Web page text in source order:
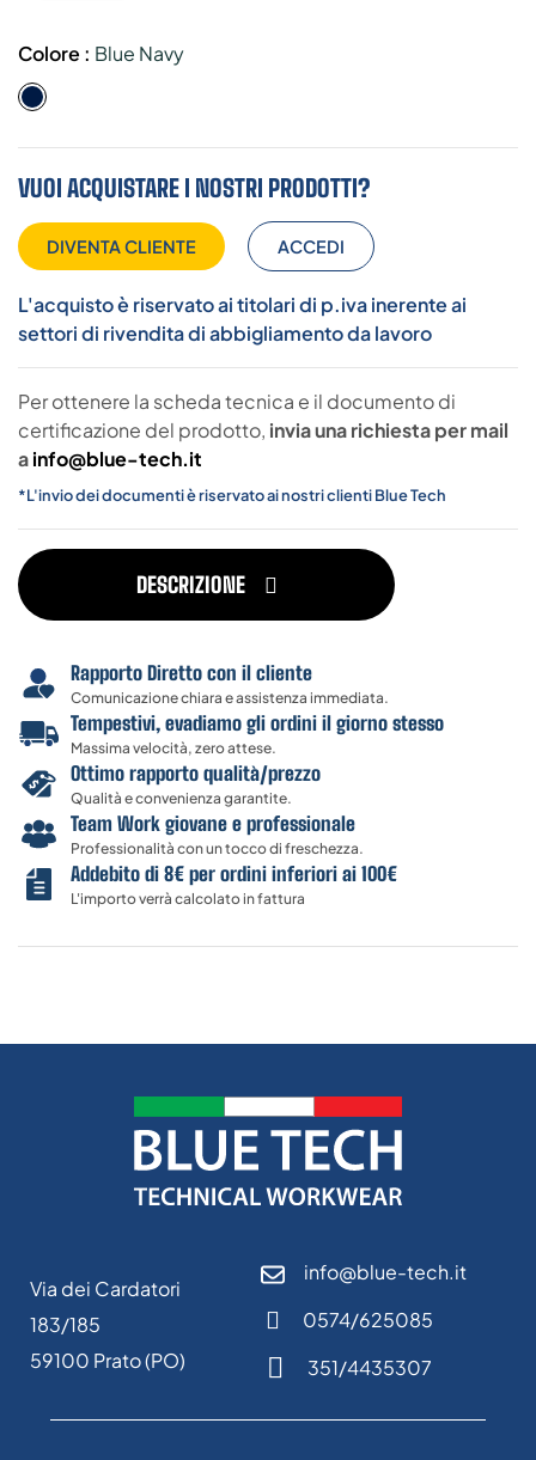
Colore : Blue Navy
Blue
VUOI ACQUISTARE I NOSTRI PRODOTTI?
DIVENTA CLIENTE ACCEDI
L'acquisto è riservato ai titolari di p.iva inerente ai
settori di rivendita di abbigliamento da lavoro
Per ottenere la scheda tecnica e il documento di
certificazione del prodotto, invia una richiesta per mail
ainfo@blue-tech.it
*L'invio dei documenti è riservato ai nostri clienti Blue Tech
DESCRIZIONE
Rapporto Diretto con il cliente
Comunicazione chiara e assistenza immediata.
Tempestivi, evadiamo gli ordini il giorno stesso
Massima velocità, zero attese.
Ottimo rapporto qualità/prezzo
Qualità e convenienza garantite.
Team Work giovane e professionale
Professionalità con un tocco di freschezza.
Addebito di 8€ per ordini inferiori ai 100€
L'importo verrà calcolato in fattura
Via dei Cardatori
183/185
59100 Prato (PO)
info@blue-tech.it
0574/625085
351/4435307